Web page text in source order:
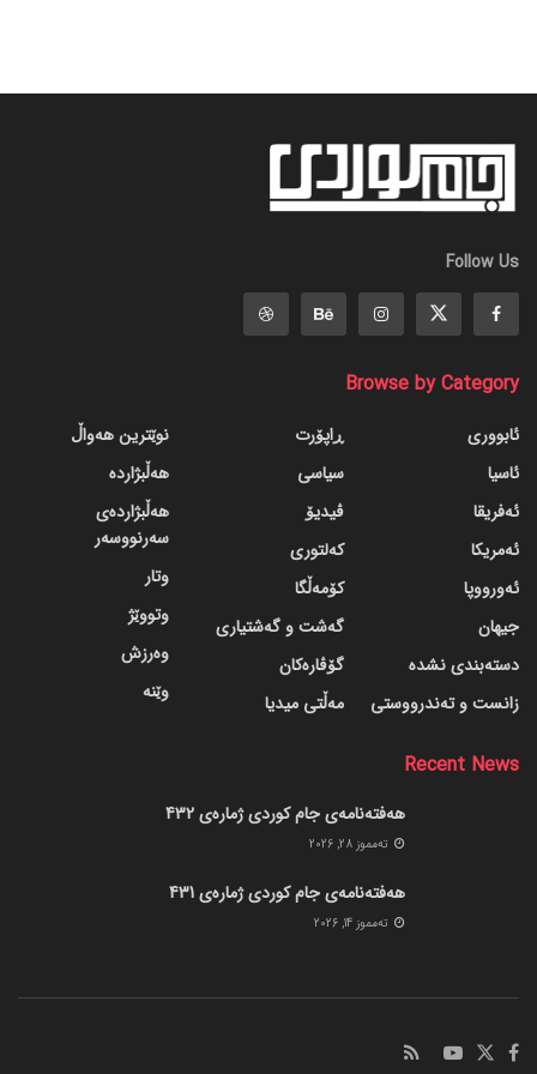
Follow Us
Browse by Category
ئابووری
ئاسیا
ئەفریقا
ئەمریکا
ئەورووپا
جیهان
دسته‌بندی نشده
زانست و تەندرووستی
ڕاپۆرت
سیاسی
ڤیدیۆ
کەلتوری
کۆمەڵگا
گه‌شت و گه‌شتیاری
گۆڤاره‌کان
مەڵتی میدیا
نوێترین هەواڵ
هەڵبژاردە
هەڵبژاردەی
سەرنووسەر
وتار
وتووێژ
وەرزش
وێنە
Recent News
هەفتەنامەی جام کوردی ژمارەی 432
ته‌مموز 28, 2026
هەفتەنامەی جام کوردی ژمارەی 431
ته‌مموز 14, 2026